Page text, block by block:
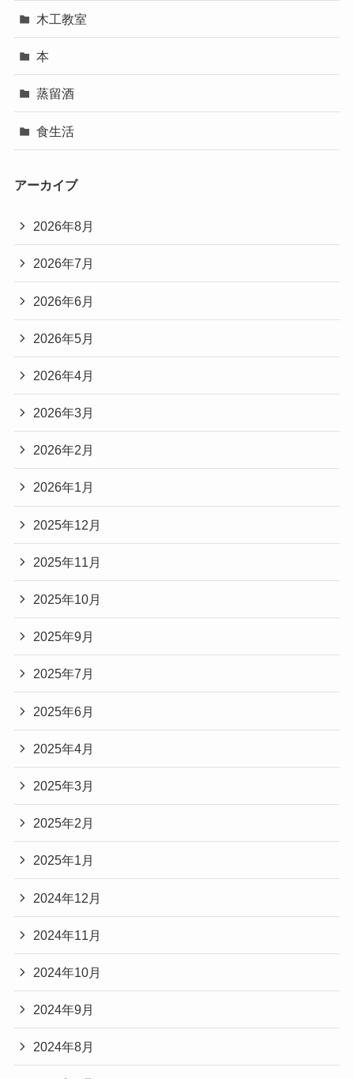
木工教室
本
蒸留酒
食生活
アーカイブ
2026年8月
2026年7月
2026年6月
2026年5月
2026年4月
2026年3月
2026年2月
2026年1月
2025年12月
2025年11月
2025年10月
2025年9月
2025年7月
2025年6月
2025年4月
2025年3月
2025年2月
2025年1月
2024年12月
2024年11月
2024年10月
2024年9月
2024年8月